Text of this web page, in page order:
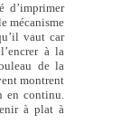
d’imprimer
mécanisme
vaut car
à la
de la
montrent
en continu.
à plat à